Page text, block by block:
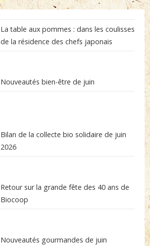
La table aux pommes : dans les coulisses
de la résidence des chefs japonais
Nouveautés bien-être de juin
Bilan de la collecte bio solidaire de juin
2026
Retour sur la grande fête des 40 ans de
Biocoop
Nouveautés gourmandes de juin